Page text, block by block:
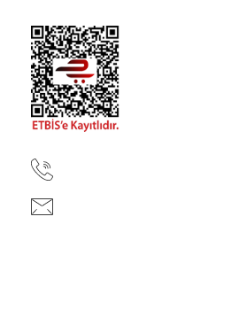
Ürün fiyatı diğer sitelerden daha pahalı.
Bu ürüne benzer farklı alternatifler olmalı.